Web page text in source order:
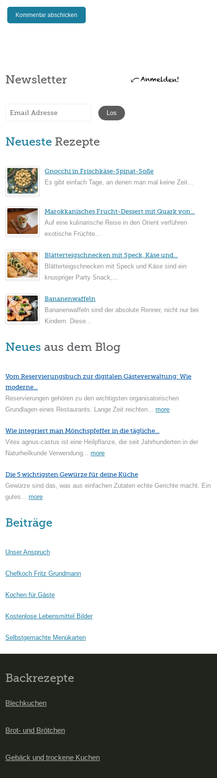
Newsletter
Neueste Rezepte
Gnocchi in Frischkäse-Spinat-Soße
Es gibt einfach Tage, an denen man mal keine Zeit...
Marokkanisches Frucht-Dessert mit Quark von...
Auf eine kulinarische Reise in den Orient verführen
exotische Früchte...
Blätterteigschnecken mit Speck, Käse und...
Blätterteigschnecken mit Speck und Käse sind ein
knuspriger Party Snack,...
Bananenwaffeln
Bananenwaffeln sind der absolute Renner, nicht nur bei
Kindern. Diese...
Neues aus dem Blog
Vom Reservierungsbuch zur digitalen Gästeverwaltung: Wie
moderne...
Reservierungen gehören zu den wichtigsten organisatorischen
Grundlagen eines Restaurants. Lange Zeit reichten...more
Wie integriert man Mönchspfeffer in die tägliche...
Vitex agnus-castus ist eine Heilpflanze, die seit Jahrhunderten in der
Naturheilkunde Verwendung...more
Die 5 wichtigsten Gewürze für deine Küche
Gewürze sind das, was aus einfachen Zutaten echte Gerichte macht. Ein
gutes...more
Beiträge
Unser Anspruch
Chefkoch Fritz Grundmann
Kochen für Gäste
Kostenlose Lebensmittel Bilder
Selbstgemachte Menükarten
Backrezepte
Blechkuchen
Brot- und Brötchen
Gebäck und trockene Kuchen